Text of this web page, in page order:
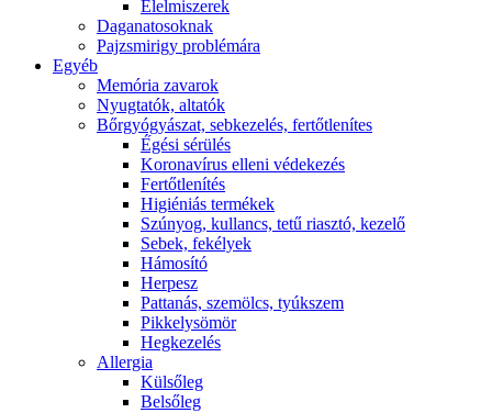
É́lelmiszerek
Daganatosoknak
Pajzsmirigy problémára
Egyéb
Memória zavarok
Nyugtatók, altatók
Bőrgyógyászat, sebkezelés, fertőtlenítes
É́gési sérülés
Koronavírus elleni védekezés
Fertőtlenítés
Higiéniás termékek
Szúnyog, kullancs, tetű riasztó, kezelő
Sebek, fekélyek
Hámosító
Herpesz
Pattanás, szemölcs, tyúkszem
Pikkelysömör
Hegkezelés
Allergia
Külsőleg
Belsőleg